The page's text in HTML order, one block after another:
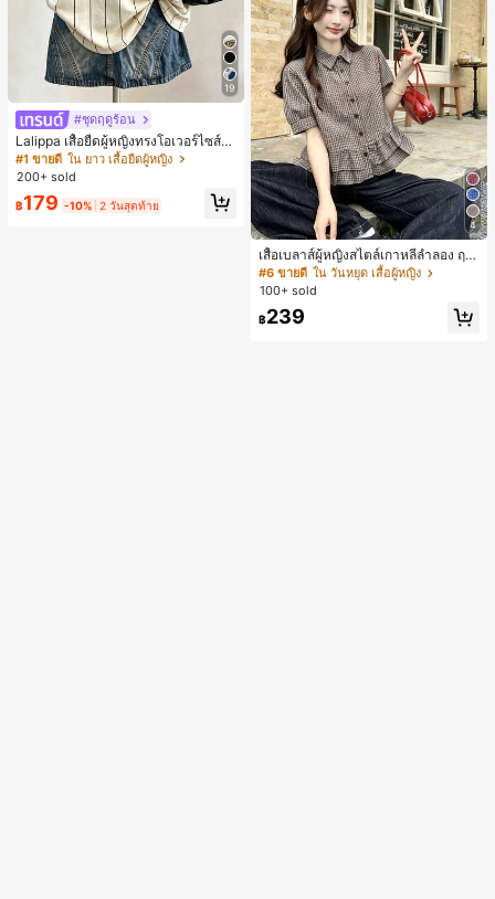
19
#ชุดฤดูร้อน
Lalippa เสื้อยืดผู้หญิงทรงโอเวอร์ไซส์ค
วามยาวกลาง คอกลม ไหล่ตก ลายพิมพ์
ตัวอักษรและลายทางแนวตั้ง สไตล์แฟชั่
#1 ขายดี ใน ยาว เสื้อยืดผู้หญิง
200+ sold
฿179 -10% 2 วันสุดท้าย
4
เสื้อเบลาส์ผู้หญิงสไตล์เกาหลีลำลอง ฤดู
ใบไม้ผลิ/ฤดูร้อนใหม่ ชายระบาย ชิคแล
ะหรูหรา
#6 ขายดี ใน วันหยุด เสื้อผู้หญิง
100+ sold
฿239